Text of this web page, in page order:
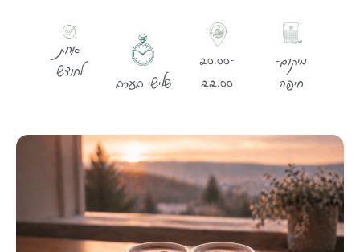
מיקום-
חיפה
20.00-
22.00
שלישי בערב
אחת
לחודש